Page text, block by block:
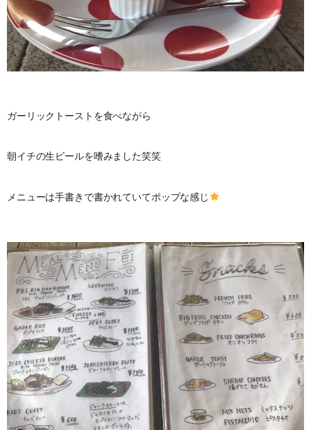
ガーリックトーストを食べながら
朝イチの生ビールを嗜みました笑笑
メニューは手書きで書かれていてポップな感じ